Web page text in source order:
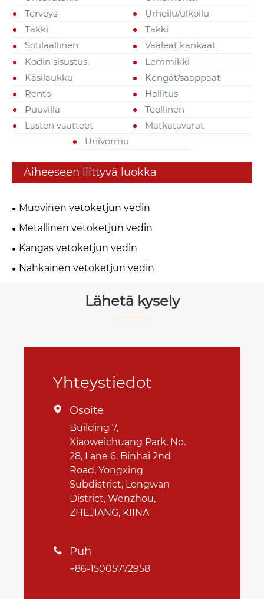
Terveys
Urheilu/ulkoilu
Takki
Takki
Sotilaallinen
Vaaleat kankaat
Kodin sisustus
Lemmikki
Käsilaukku
Kengät/saappaat
Rento
Hallitus
Puuvilla
Teollinen
Lasten vaatteet
Matkatavarat
Univormu
Aiheeseen liittyvä luokka
Muovinen vetoketjun vedin
Metallinen vetoketjun vedin
Kangas vetoketjun vedin
Nahkainen vetoketjun vedin
Lähetä kysely
Yhteystiedot
 Osoite
Building 7,
Xiaoweichuang Park, No.
28, Lane 6, Binhai 2nd
Road, Yongxing
Subdistrict, Longwan
District, Wenzhou,
ZHEJIANG, KIINA
 Puh
+86-15005772958